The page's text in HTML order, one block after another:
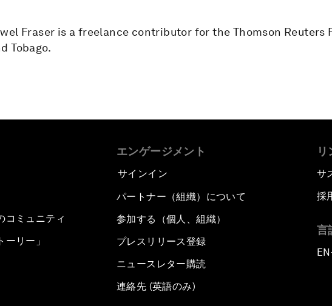
Fraser is a freelance contributor for the Thomson Reuters
Tobago.
コミュニティ
ーリー」
エンゲージメント
サインイン
パートナー（組織）について
参加する（個人、組織）
プレスリリース登録
ニュースレター購読
連絡先 (英語のみ)
リ
サ
採
言
EN ▪